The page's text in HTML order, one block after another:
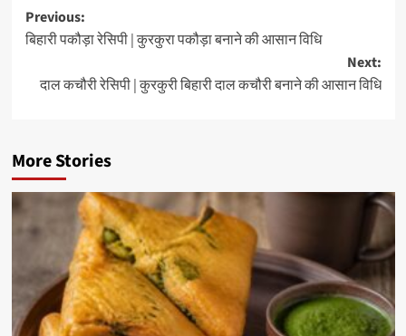
Post
navigation
Previous:
बिहारी पकौड़ा रेसिपी | कुरकुरा पकौड़ा बनाने की आसान विधि
Next:
दाल कचौरी रेसिपी | कुरकुरी बिहारी दाल कचौरी बनाने की आसान विधि
More Stories